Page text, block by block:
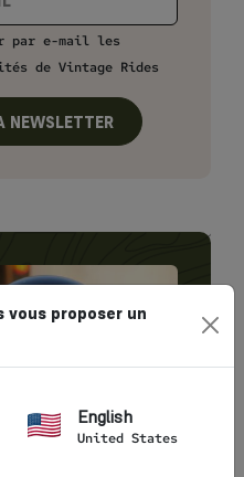
par e-mail les
de Vintage Rides
NEWSLETTER
vous proposer un
English
United States